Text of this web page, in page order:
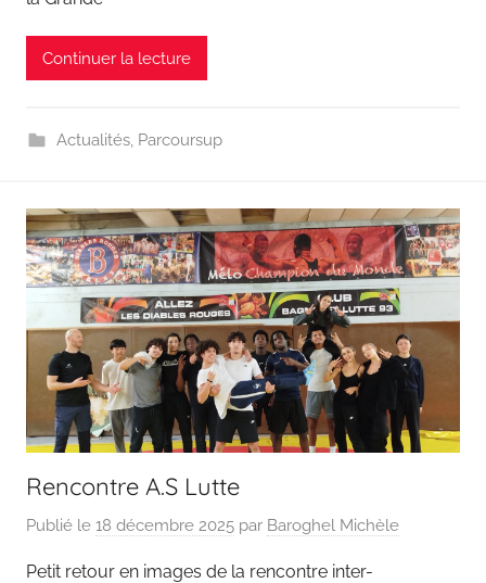
Continuer la lecture
Actualités, Parcoursup
Rencontre A.S Lutte
Publié le 18 décembre 2025 par Baroghel Michèle
Petit retour en images de la rencontre inter-